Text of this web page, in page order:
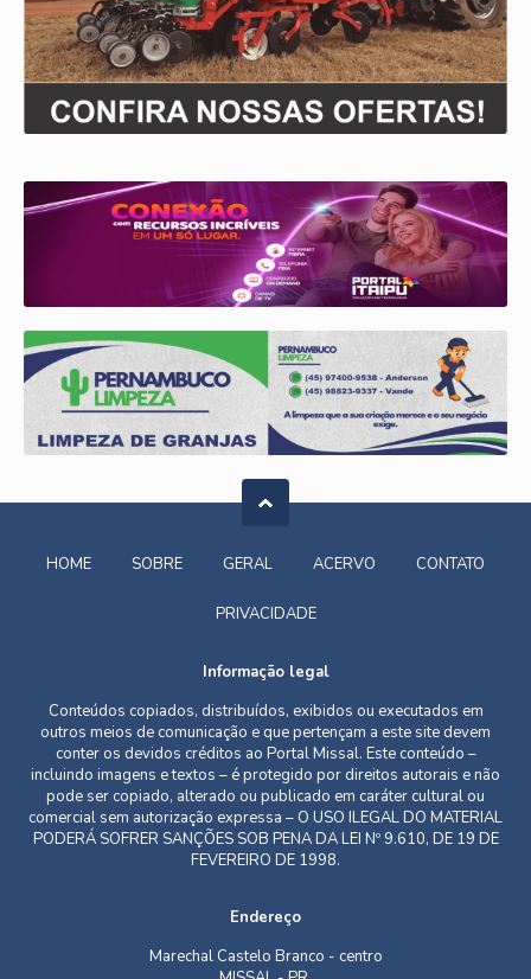
HOME SOBRE GERAL ACERVO CONTATO
PRIVACIDADE
Informação legal
Conteúdos copiados, distribuídos, exibidos ou executados em
outros meios de comunicação e que pertençam a este site devem
conter os devidos créditos ao Portal Missal. Este conteúdo –
incluindo imagens e textos – é protegido por direitos autorais e não
pode ser copiado, alterado ou publicado em caráter cultural ou
comercial sem autorização expressa – O USO ILEGAL DO MATERIAL
PODERÁ SOFRER SANÇÕES SOB PENA DA LEI Nº 9.610, DE 19 DE
FEVEREIRO DE 1998.
Endereço
Marechal Castelo Branco - centro